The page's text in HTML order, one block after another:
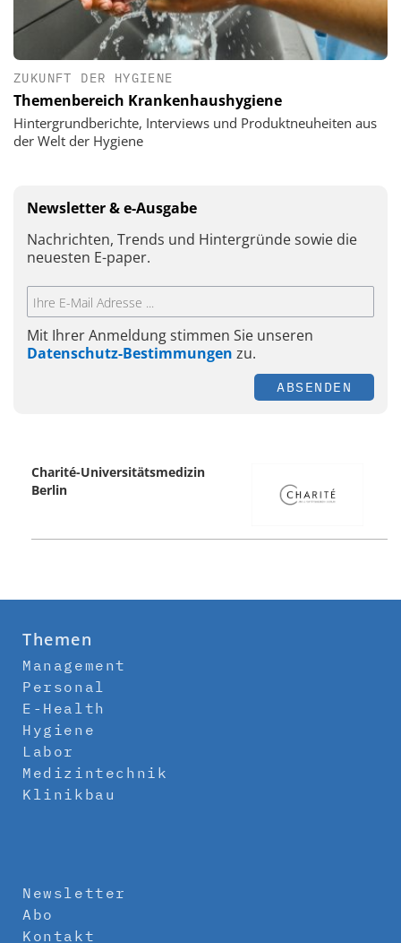
ZUKUNFT DER HYGIENE
Themenbereich Krankenhaushygiene
Hintergrundberichte, Interviews und Produktneuheiten aus
der Welt der Hygiene
Newsletter & e-Ausgabe
Nachrichten, Trends und Hintergründe sowie die
neuesten E-paper.
Mit Ihrer Anmeldung stimmen Sie unseren
Datenschutz-Bestimmungen zu.
ABSENDEN
Charité-Universitätsmedizin
Berlin
Themen
Management
Personal
E-Health
Hygiene
Labor
Medizintechnik
Klinikbau
Newsletter
Abo
Kontakt